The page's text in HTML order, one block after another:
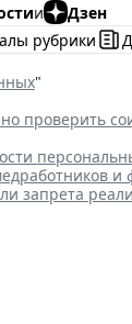
и
Дзен
рубрики
"
проверить
и
запрета